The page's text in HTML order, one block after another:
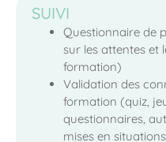
SUIVI
Questionnaire de
sur les attentes et
formation)
Validation des
formation (quiz,
questionnaires,
mises en